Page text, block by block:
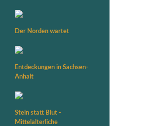
Der Norden wartet
Entdeckungen in Sachsen-
Anhalt
Stein statt Blut -
Mittelalterliche